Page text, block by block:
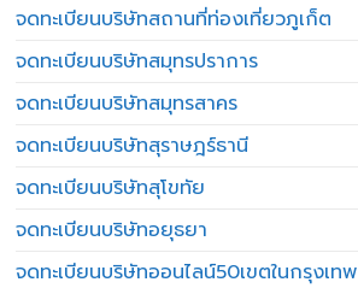
จดทะเบียนบริษัทสถานที่ท่องเที่ยวภูเก็ต
จดทะเบียนบริษัทสมุทรปราการ
จดทะเบียนบริษัทสมุทรสาคร
จดทะเบียนบริษัทสุราษฎร์ธานี
จดทะเบียนบริษัทสุโขทัย
จดทะเบียนบริษัทอยุธยา
จดทะเบียนบริษัทออนไลน์50เขตในกรุงเทพ